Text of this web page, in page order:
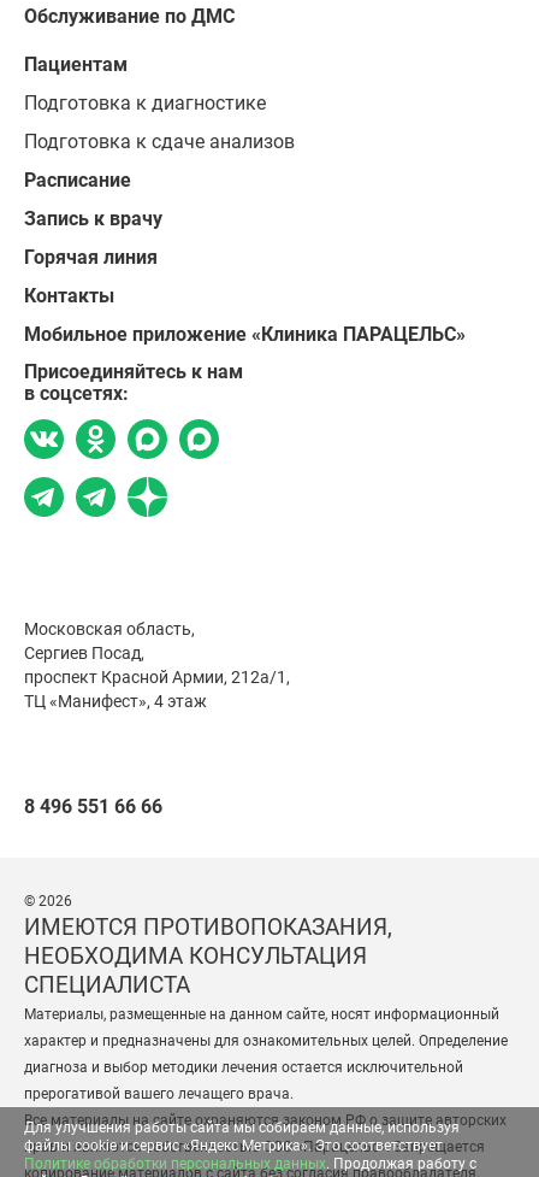
Для улучшения работы сайта мы собираем данные, используя
файлы cookie и сервис «Яндекс Метрика». Это соответствует
Политике обработки персональных данных. Продолжая работу с
Обслуживание по ДМС
Пациентам
Подготовка к диагностике
Подготовка к сдаче анализов
Расписание
Запись к врачу
Горячая линия
Контакты
Мобильное приложение «Клиника ПАРАЦЕЛЬС»
Присоединяйтесь к нам
в соцсетях:
Московская область,
Сергиев Посад,
проспект Красной Армии, 212а/1,
ТЦ «Манифест», 4 этаж
8 496 551 66 66
© 2026
ИМЕЮТСЯ ПРОТИВОПОКАЗАНИЯ,
НЕОБХОДИМА КОНСУЛЬТАЦИЯ
СПЕЦИАЛИСТА
Материалы, размещенные на данном сайте, носят информационный
характер и предназначены для ознакомительных целей. Определение
диагноза и выбор методики лечения остается исключительной
прерогативой вашего лечащего врача.
Все материалы на сайте охраняются законом РФ о защите авторских
прав и являются собственностью ООО «Парацельс». Запрещается